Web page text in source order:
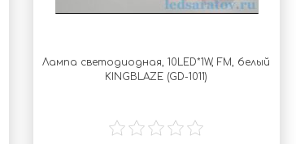
Лампа светодиодная, 10LED*1W, FM, белый
KINGBLAZE (GD-1011)